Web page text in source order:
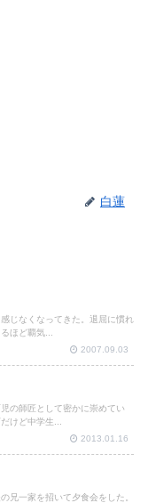
白蓮
じなくなってきた。退屈に慣れ
ほど覇気...
2007.09.03
の師匠として密かに崇めてい
けど中学生...
2013.01.16
兄一家を招いて夕食会をした。